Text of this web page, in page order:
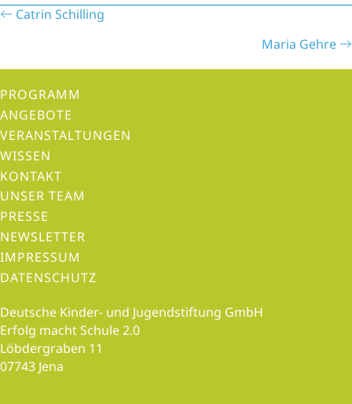
P
s
n
a
v
i
g
a
t
i
o
n
Catrin Schilling
Maria Gehre
PROGRAMM
ANGEBOTE
VERANSTALTUNGEN
WISSEN
KONTAKT
UNSER TEAM
PRESSE
NEWSLETTER
IMPRESSUM
DATENSCHUTZ
Deutsche Kinder- und Jugendstiftung GmbH
Erfolg macht Schule 2.0
Löbdergraben 11
07743 Jena